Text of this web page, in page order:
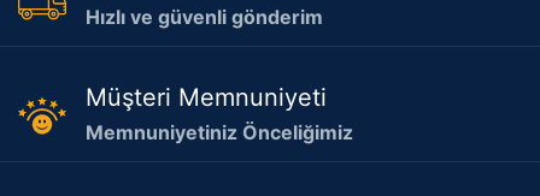
Hızlı ve güvenli gönderim
Müşteri Memnuniyeti
Memnuniyetiniz Önceliğimiz